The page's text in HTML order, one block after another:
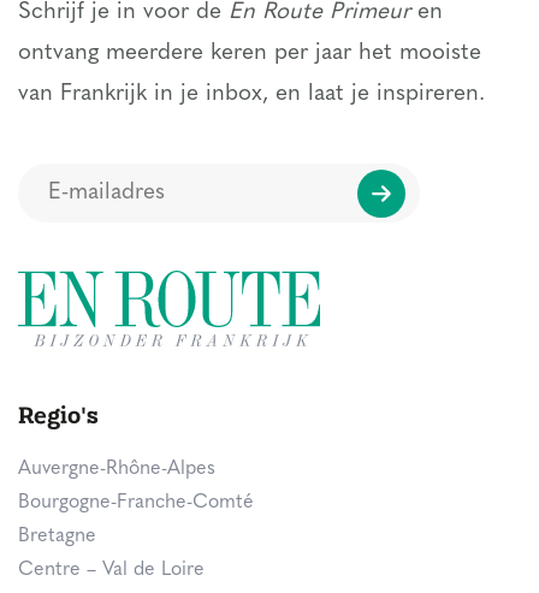
Schrijf je in voor de En Route Primeuren
ontvang meerdere keren per jaar het mooiste
van Frankrijk in je inbox, en laat je inspireren.
Regio's
Auvergne-Rhône-Alpes
Bourgogne-Franche-Comté
Bretagne
Centre – Val de Loire